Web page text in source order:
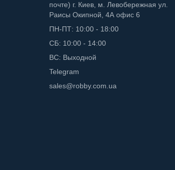
почте) г. Киев, м. Левобережная ул.
Раисы Окипной, 4А офис 6
ПН-ПТ: 10:00 - 18:00
СБ: 10:00 - 14:00
ВС: Выходной
Telegram
sales@robby.com.ua